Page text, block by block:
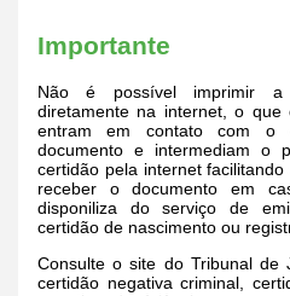
Importante
Não é possível imprimir a
diretamente na internet, o que
entram em contato com o
documento e intermediam o
certidão pela internet
receber o documento em
disponiliza do serviço de
certidão de nascimento ou
Consulte o site do Tribunal de
certidão negativa criminal,